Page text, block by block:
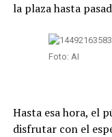
la plaza hasta
Foto: AI
Hasta esa hora, el
disfrutar con el